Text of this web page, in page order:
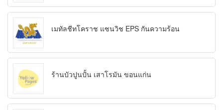
เมทัลชีทโคราช แซนวิช EPS กันความร้อน
ร้านบัวปูนปั้น เสาโรมัน ขอนแก่น